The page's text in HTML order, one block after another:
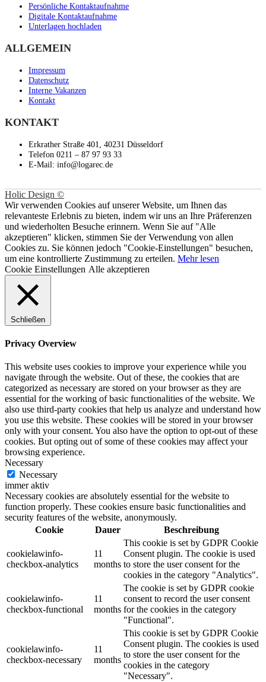
Persönliche Kontaktaufnahme
Digitale Kontaktaufnahme
Unterlagen hochladen
ALLGEMEIN
Impressum
Datenschutz
Interne Vakanzen
Kontakt
KONTAKT
Erkrather Straße 401, 40231 Düsseldorf
Telefon 0211 – 87 97 93 33
E-Mail: info@logarec.de
Holic Design ©
Wir verwenden Cookies auf unserer Website, um Ihnen das
relevanteste Erlebnis zu bieten, indem wir uns an Ihre Präferenzen
und wiederholten Besuche erinnern. Wenn Sie auf "Alle
akzeptieren" klicken, stimmen Sie der Verwendung von allen
Cookies zu. Sie können jedoch "Cookie-Einstellungen" besuchen,
um eine kontrollierte Zustimmung zu erteilen. Mehr lesen
Cookie Einstellungen Alle akzeptieren
Schließen
Privacy Overview
This website uses cookies to improve your experience while you
navigate through the website. Out of these, the cookies that are
categorized as necessary are stored on your browser as they are
essential for the working of basic functionalities of the website. We
also use third-party cookies that help us analyze and understand how
you use this website. These cookies will be stored in your browser
only with your consent. You also have the option to opt-out of these
cookies. But opting out of some of these cookies may affect your
browsing experience.
Necessary
Necessary
immer aktiv
Necessary cookies are absolutely essential for the website to
function properly. These cookies ensure basic functionalities and
security features of the website, anonymously.
Cookie
Dauer Beschreibung
cookielawinfo-
checkbox-analytics
11
months
This cookie is set by GDPR Cookie
Consent plugin. The cookie is used
to store the user consent for the
cookies in the category "Analytics".
cookielawinfo-
checkbox-functional
11
months
The cookie is set by GDPR cookie
consent to record the user consent
for the cookies in the category
"Functional".
cookielawinfo-
checkbox-necessary
11
months
This cookie is set by GDPR Cookie
Consent plugin. The cookies is used
to store the user consent for the
cookies in the category
"Necessary".